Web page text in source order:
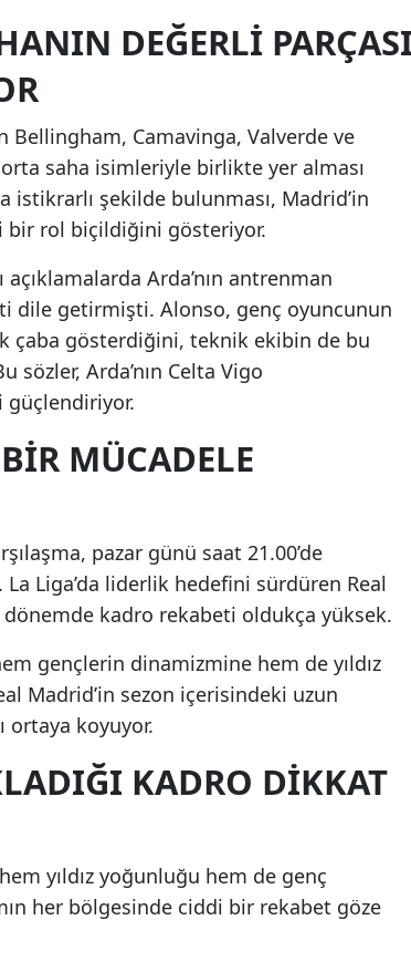
Hakkari
Isparta
Mersin
İstanbul
Kars
Kastamonu
Kayseri
Kırklareli
Konya
Kütahya
Malatya
Manisa
Muş
DEĞERLI
Bellingham, Camavinga, Valverde ve
saha isimleriyle birlikte yer alması
şekilde bulunması, Madrid’in
bir rol biçildiğini gösteriyor.
Arda’nın antrenman
dile getirmişti. Alonso, genç oyuncunun
çaba gösterdiğini, teknik ekibin de bu
Arda’nın Celta Vigo
güçlendiriyor.
MÜCADELE
pazar günü saat 21.00’de
Liga’da liderlik hedefini sürdüren Real
kadro rekabeti oldukça yüksek.
gençlerin dinamizmine hem de yıldız
Madrid’in sezon içerisindeki uzun
ortaya koyuyor.
KADRO DIKKAT
yıldız yoğunluğu hem de genç
her bölgesinde ciddi bir rekabet göze